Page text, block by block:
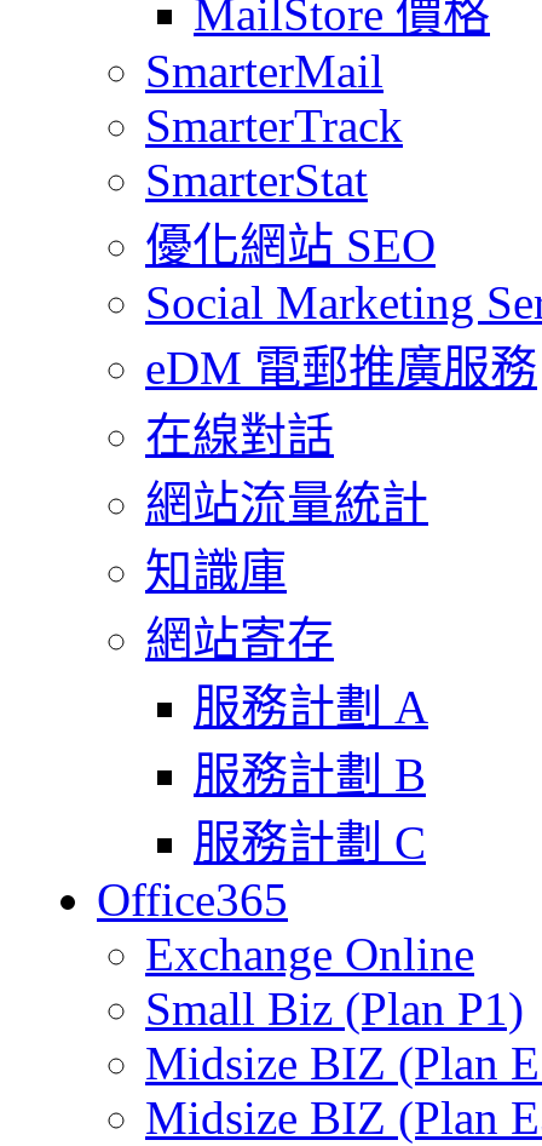
MailStore 價格
SmarterMail
SmarterTrack
SmarterStat
優化網站 SEO
Social Marketing
eDM 電郵推廣服務
在線對話
網站流量統計
知識庫
網站寄存
服務計劃 A
服務計劃 B
服務計劃 C
Office365
Exchange Online
Small Biz (Plan P1)
Midsize BIZ (Plan
Midsize BIZ (Plan